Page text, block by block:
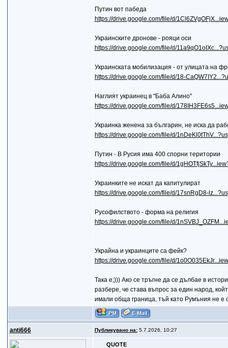
Путин вот пабеда
https://drive.google.com/file/d/
Украинските дронове - рояци оси
https://drive.google.com/file/d/
Украинската мобилизация - от улицата на
https://drive.google.com/file/d/18-
Наглият украинец в "Баба Алино"
https://drive.google.com/file/d/
Украинка женена за българин, не иска да
https://drive.google.com/file/d/
Путин - В Русия има 400 спорни територии
https://drive.google.com/file/d/
Украинките не искат да капитулират
https://drive.google.com/file/d/17snRgD8-
Русофилството - форма на религия
https://drive.google.com/file/d/
Украйна и украинците са фейк?
https://drive.google.com/file/d/
Така е;))) Ако се тръгне да се дълбае в
разбере, че става въпрос за един народ,
имали обща граница, тъй като Румъния не е
anti666 Публикувано на:5.7.2026, 10:27
QUOTE